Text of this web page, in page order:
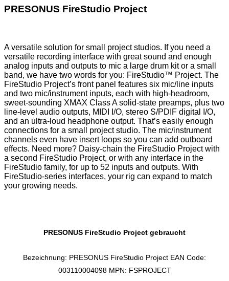
PRESONUS FireStudio Project
A versatile solution for small project studios. If you need a
versatile recording interface with great sound and enough
analog inputs and outputs to mic a large drum kit or a small
band, we have two words for you: FireStudio™ Project. The
FireStudio Project’s front panel features six mic/line inputs
and two mic/instrument inputs, each with high-headroom,
sweet-sounding XMAX Class A solid-state preamps, plus two
line-level audio outputs, MIDI I/O, stereo S/PDIF digital I/O,
and an ultra-loud headphone output. That’s easily enough
connections for a small project studio. The mic/instrument
channels even have insert loops so you can add outboard
effects. Need more? Daisy-chain the FireStudio Project with
a second FireStudio Project, or with any interface in the
FireStudio family, for up to 52 inputs and outputs. With
FireStudio-series interfaces, your rig can expand to match
your growing needs.
PRESONUS FireStudio Project gebraucht
Bezeichnung: PRESONUS FireStudio Project EAN Code:
003110004098 MPN: FSPROJECT